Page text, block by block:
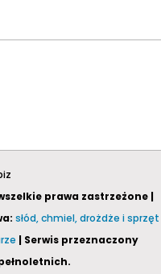
prawa zastrzeżone |
słód, chmiel, drożdże i sprzęt
| Serwis przeznaczony